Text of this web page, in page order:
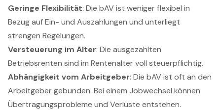
Geringe Flexibilität: Die bAV ist weniger flexibel in
Bezug auf Ein- und Auszahlungen und unterliegt
strengen Regelungen.
Versteuerung im Alter: Die ausgezahlten
Betriebsrenten sind im Rentenalter voll steuerpflichtig.
Abhängigkeit vom Arbeitgeber: Die bAV ist oft an den
Arbeitgeber gebunden. Bei einem Jobwechsel können
Übertragungsprobleme und Verluste entstehen.